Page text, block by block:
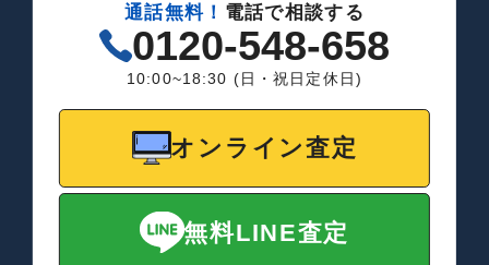
通話無料！ 電話で相談する
0120-548-658
10:00~18:30 (日・祝日定休日)
オンライン査定
無料LINE査定